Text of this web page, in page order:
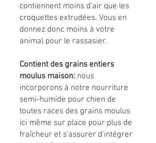
contiennent moins d'air que les
croquettes extrudées. Vous en
donnez donc moins à votre
animal pour le rassasier.
Contient des grains entiers
moulus maison: nous
incorporons à notre nourriture
semi-humide pour chien de
toutes races des grains moulus
ici même sur place pour plus de
fraîcheur et s'assurer d'intégrer